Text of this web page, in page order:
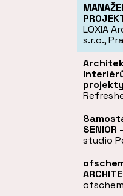
LOXIA
s.r.o.,
projekty
SENIOR
studio